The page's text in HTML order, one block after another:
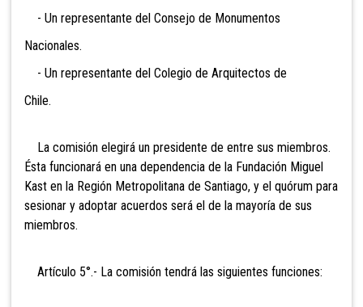
- Un representante del Consejo de Monumentos
Nacionales.
- Un representante del Colegio de Arquitectos de
Chile.
La comisión elegirá un presidente de entre sus miembros.
Ésta funcionará en una dependencia de la Fundación Miguel
Kast en la Región Metropolitana de Santiago, y el quórum para
sesionar y adoptar acuerdos será el de la mayoría de sus
miembros.
Artículo 5°.- La comisión tendrá las siguientes funciones: